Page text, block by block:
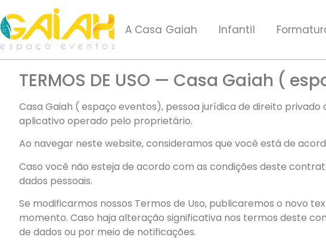
A Casa Gaiah Infantil
TERMOS DE USO — Casa Gaiah (
Casa Gaiah ( espaço eventos), pessoa jurídica de direito
aplicativo operado pelo proprietário.
Ao navegar neste website, consideramos que você está de
Caso você não esteja de acordo com as condições deste
dados pessoais.
Se modificarmos nossos Termos de Uso, publicaremos o novo
momento. Caso haja alteração significativa nos termos deste
de dados ou por meio de notificações.